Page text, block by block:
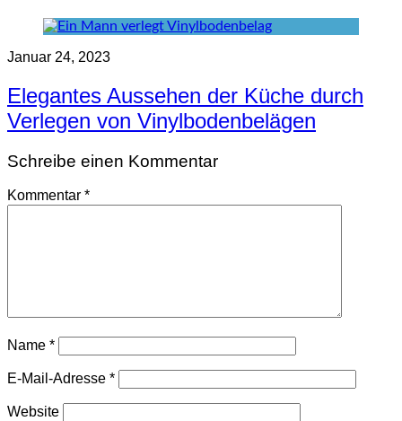
Januar 24, 2023
Elegantes Aussehen der Küche durch
Verlegen von Vinylbodenbelägen
Schreibe einen Kommentar
Kommentar *
Name *
E-Mail-Adresse *
Website